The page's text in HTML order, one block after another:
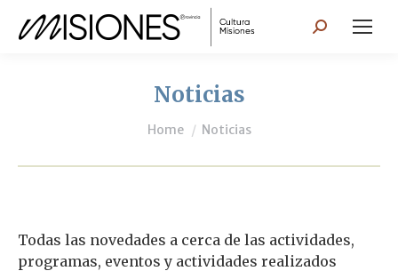
Search:
Noticias
You are here:
Home Noticias
Todas las novedades a cerca de las actividades,
programas, eventos y actividades realizados